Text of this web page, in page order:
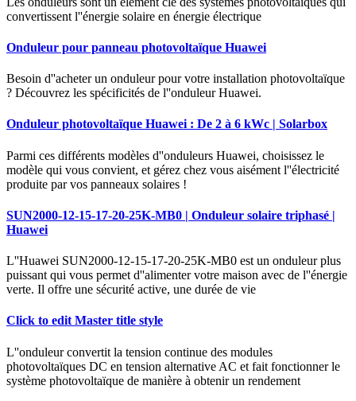
convertissent l''énergie solaire en énergie électrique
Onduleur pour panneau photovoltaïque Huawei
Besoin d''acheter un onduleur pour votre installation photovoltaïque
? Découvrez les spécificités de l''onduleur Huawei.
Onduleur photovoltaïque Huawei : De 2 à 6 kWc | Solarbox
Parmi ces différents modèles d''onduleurs Huawei, choisissez le
modèle qui vous convient, et gérez chez vous aisément l''électricité
produite par vos panneaux solaires !
SUN2000-12-15-17-20-25K-MB0 | Onduleur solaire triphasé |
Huawei
L''Huawei SUN2000-12-15-17-20-25K-MB0 est un onduleur plus
puissant qui vous permet d''alimenter votre maison avec de l''énergie
verte. Il offre une sécurité active, une durée de vie
Click to edit Master title style
L''onduleur convertit la tension continue des modules
photovoltaïques DC en tension alternative AC et fait fonctionner le
système photovoltaïque de manière à obtenir un rendement